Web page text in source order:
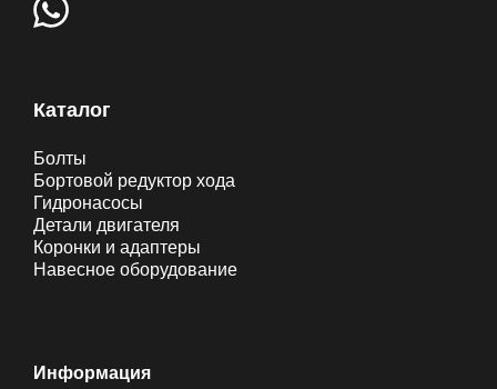
Каталог
Болты
Бортовой редуктор хода
Гидронасосы
Детали двигателя
Коронки и адаптеры
Навесное оборудование
Информация